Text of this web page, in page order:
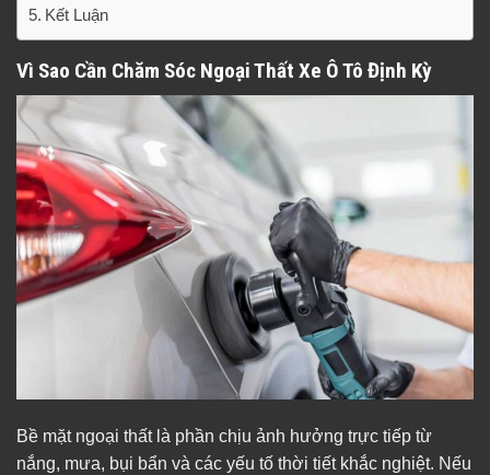
Kết Luận
Vì Sao Cần Chăm Sóc Ngoại Thất Xe Ô Tô Định Kỳ
Bề mặt ngoại thất là phần chịu ảnh hưởng trực tiếp từ
nắng, mưa, bụi bẩn và các yếu tố thời tiết khắc nghiệt. Nếu